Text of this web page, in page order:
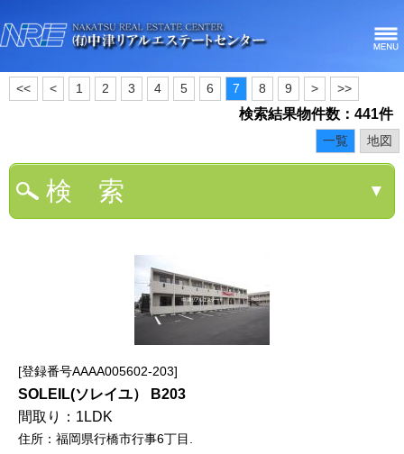
<< < 1 2 3 4 5 6 7 8 9 > >>
検索結果物件数：441件
地図
一覧
検 索 ▼
登録番号AAAA005602-203
SOLEIL(ソレイユ） B203
1LDK
福岡県行橋市行事6丁目.